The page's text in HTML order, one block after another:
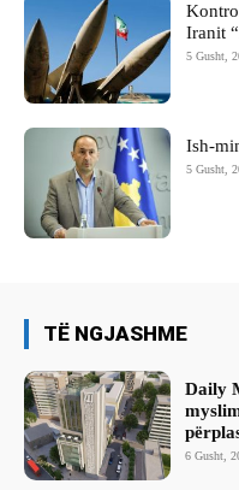
Iranit
5 Gusht,
Ish-
5 Gusht,
TË NGJASHME
Daily
6 Gusht,